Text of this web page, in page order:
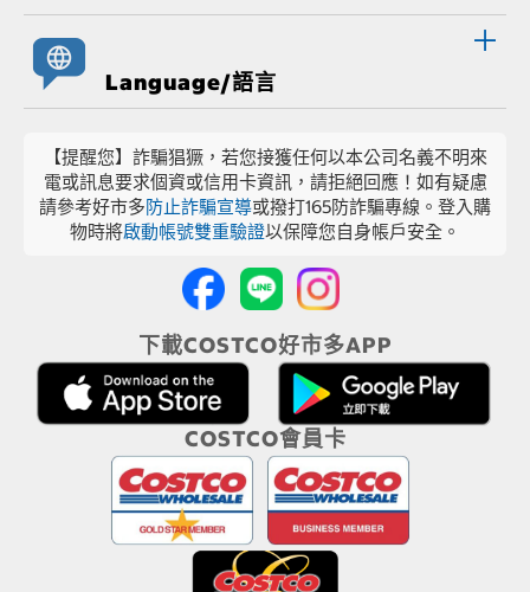
Language/語言
【提醒您】詐騙猖獗，若您接獲任何以本公司名義不明來
電或訊息要求個資或信用卡資訊，請拒絕回應！如有疑慮
請參考好市多防止詐騙宣導或撥打165防詐騙專線。登入購
物時將啟動帳號雙重驗證以保障您自身帳戶安全。
下載COSTCO好市多APP
COSTCO會員卡